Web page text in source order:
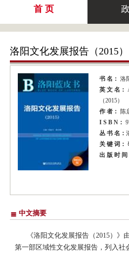
首 页
洛阳文化发展报告（2015）
书 名： 洛
英 文 名：
（2015）
作 者： 陈
I S B N：
丛 书 名：
关 键 词：
出 版 时 间
中文摘要
《洛阳文化发展报告（2015）
第一部区域性文化发展报告，列入社